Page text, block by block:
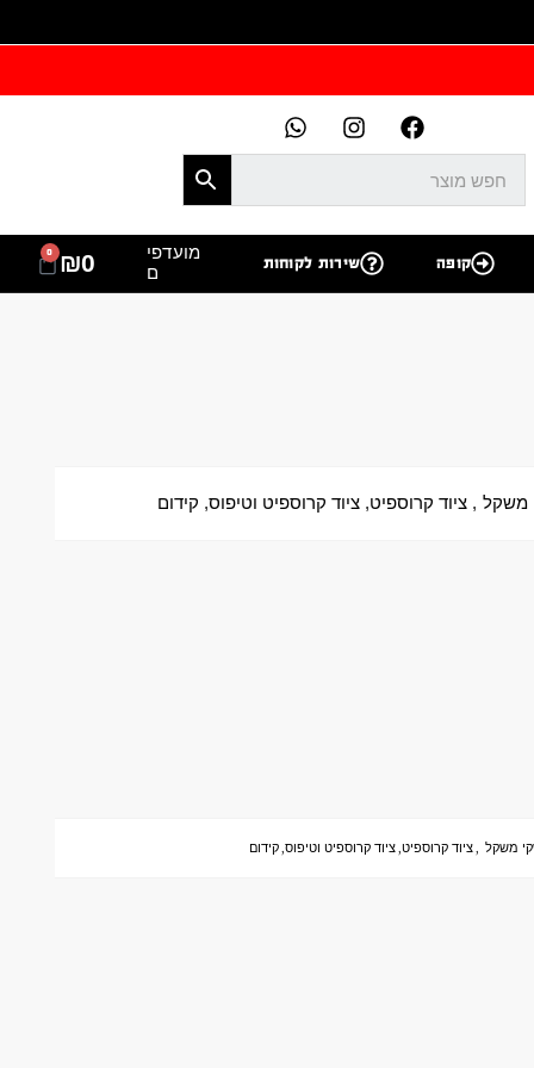
קופה שירות לקוחות
מועדפי
ם
₪0
0
משקל , ציוד קרוספיט, ציוד קרוספיט וטיפוס, קידום
משקל ,ציוד קרוספיט,ציוד קרוספיט וטיפוס,קידום